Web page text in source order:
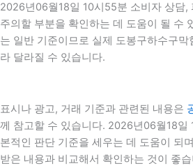
2026년06월18일 10시55분 소비자 상담,
주의할 부분을 확인하는 데 도움이 될 수
는 일반 기준이므로 실제 도봉구하수구
라 달라질 수 있습니다.
표시나 광고, 거래 기준과 관련된 내용은
께 참고할 수 있습니다. 2026년06월18일
본적인 판단 기준을 세우는 데 도움이 되
받은 내용과 비교해서 확인하는 것이 좋